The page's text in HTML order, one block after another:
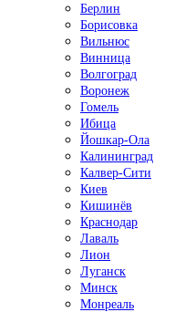
Берлин
Борисовка
Вильнюс
Винница
Волгоград
Воронеж
Гомель
Ибица
Йошкар-Ола
Калининград
Калвер-Сити
Киев
Кишинёв
Краснодар
Лаваль
Лион
Луганск
Минск
Монреаль